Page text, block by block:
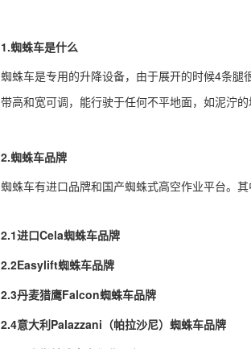
1.蜘蛛车是什么
蜘蛛车是专用的升降设备，由于展开的时候4条腿
带高和宽可调，能行驶于任何不平地面，如泥泞
2.蜘蛛车品牌
蜘蛛车有进口品牌和国产蜘蛛式高空作业平台。
2.1进口Cela蜘蛛车品牌
2.2Easylift蜘蛛车品牌
2.3丹麦猎鹰Falcon蜘蛛车品牌
2.4意大利Palazzani（帕拉沙尼）蜘蛛车品牌